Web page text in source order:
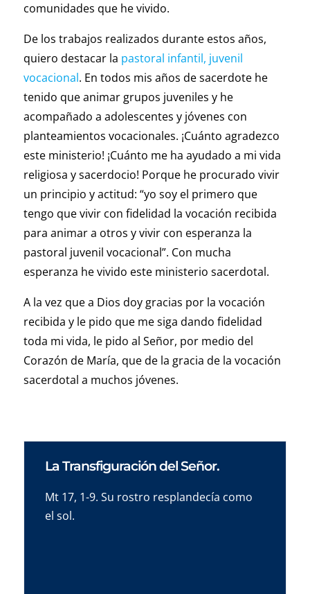
comunidades que he vivido.
De los trabajos realizados durante estos años,
quiero destacar la pastoral infantil, juvenil
vocacional. En todos mis años de sacerdote he
tenido que animar grupos juveniles y he
acompañado a adolescentes y jóvenes con
planteamientos vocacionales. ¡Cuánto agradezco
este ministerio! ¡Cuánto me ha ayudado a mi vida
religiosa y sacerdocio! Porque he procurado vivir
un principio y actitud: “yo soy el primero que
tengo que vivir con fidelidad la vocación recibida
para animar a otros y vivir con esperanza la
pastoral juvenil vocacional”. Con mucha
esperanza he vivido este ministerio sacerdotal.
A la vez que a Dios doy gracias por la vocación
recibida y le pido que me siga dando fidelidad
toda mi vida, le pido al Señor, por medio del
Corazón de María, que de la gracia de la vocación
sacerdotal a muchos jóvenes.
La Transfiguración del Señor.
Mt 17, 1-9. Su rostro resplandecía como
el sol.